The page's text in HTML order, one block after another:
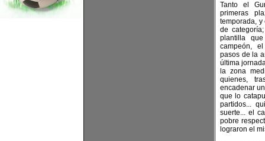
Tanto el
primeras
temporada,
de
plantilla
campeón,
pasos de la
última
la zona
quienes,
encadenar
que lo
partidos...
suerte... el
pobre
lograron el